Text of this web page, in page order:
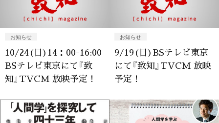
お知らせ
10/24(日)14：00-16:00
BSテレビ東京にて『致
知』TVCM 放映予定！
お知らせ
9/19(日)BSテレビ東京
にて『致知』TVCM 放映
予定！